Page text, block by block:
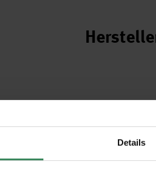
Details